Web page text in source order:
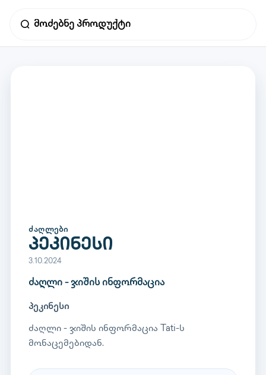
ᲫᲐᲦᲚᲔᲑᲘ
პეკინესი
3.10.2024
ძაღლი - ჯიშის ინფორმაცია
პეკინესი
ძაღლი - ჯიშის ინფორმაცია Tati-ს
მონაცემებიდან.